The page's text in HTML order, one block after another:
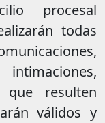
procesal
todas
que resulten
válidos y